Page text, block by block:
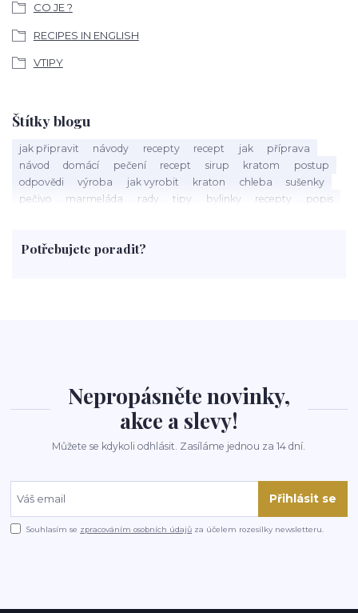
CO JE ?
RECIPES IN ENGLISH
VTIPY
Štítky blogu
jak připravit návody recepty recept jak
příprava
návod
domácí pečení recept sirup kratom
postup
odpovědi
výroba jak vyrobit kraton chleba
sušenky
pečivo
marmeláda rady tipy bylinky recepty
popis
rohlíky
grilování čaj
Potřebujete poradit?
Nepropásněte novinky,
akce a slevy!
Můžete se kdykoli odhlásit. Zasíláme jednou za 14 dní.
Přihlásit se
Souhlasím se zpracováním osobních údajů za účelem rozesílky newsletteru.